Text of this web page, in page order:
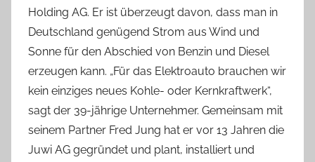
Holding AG. Er ist überzeugt davon, dass man in
Deutschland genügend Strom aus Wind und
Sonne für den Abschied von Benzin und Diesel
erzeugen kann. „Für das Elektroauto brauchen wir
kein einziges neues Kohle- oder Kernkraftwerk“,
sagt der 39-jährige Unternehmer. Gemeinsam mit
seinem Partner Fred Jung hat er vor 13 Jahren die
Juwi AG gegründet und plant, installiert und